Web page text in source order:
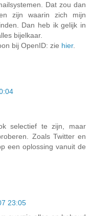
Dat zou dan
zijn waarin zich mijn
Dan heb ik gelijk in
bijelkaar.
bij OpenID: zie hier.
selectief te zijn, maar
Zoals Twitter en
een oplossing vanuit de
23:05